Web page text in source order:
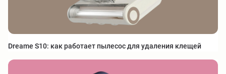
Dreame S10: как работает пылесос для удаления клещей